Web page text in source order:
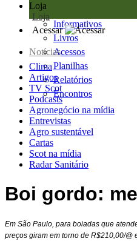
Loja
Loja
Informativos
Livros
Acessos
Planilhas
Relatórios
Encontros
Acessar
Notícias
Clima
Artigos
TV Scot
Podcasts
Agronegócio na mídia
Entrevistas
Agro sustentável
Cartas
Scot na mídia
Radar Sanitário
Boi gordo:
Em São Paulo, para boiadas que
preços giram em torno de R$210,00/@